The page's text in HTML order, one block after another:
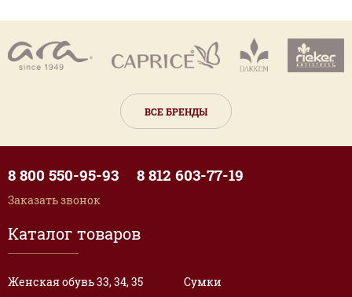
ВСЕ БРЕНДЫ
Каталог товаров
Женская обувь 33, 34, 35
Сумки
8 800 550-95-93 8 812 603-77-19
Заказать звонок